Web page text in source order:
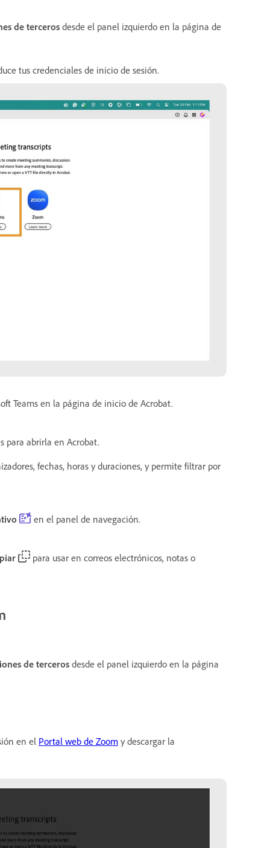
de terceros desde el panel izquierdo en la página de
tus credenciales de inicio de sesión.
Teams en la página de inicio de Acrobat.
para abrirla en Acrobat.
fechas, horas y duraciones, y permite filtrar por
en el panel de navegación.
para usar en correos electrónicos, notas o
de terceros desde el panel izquierdo en la página
en el Portal web de Zoom y descargar la